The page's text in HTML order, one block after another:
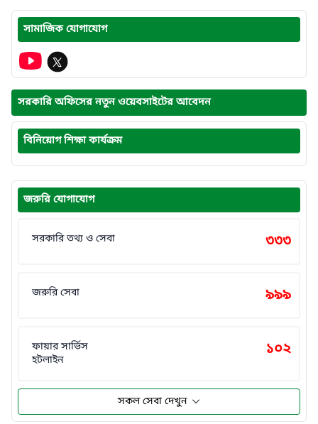
সামাজিক যোগাযোগ
সরকারি অফিসের নতুন ওয়েবসাইটের আবেদন
বিনিয়োগ শিক্ষা কার্যক্রম
জরুরি যোগাযোগ
সরকারি তথ্য ও সেবা ৩৩৩
জরুরি সেবা ৯৯৯
ফায়ার সার্ভিস
হটলাইন
১০২
সকল সেবা দেখুন